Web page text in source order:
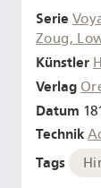
Serie
Zoug,
Künstler
Verlag
Datum
Technik
Tags